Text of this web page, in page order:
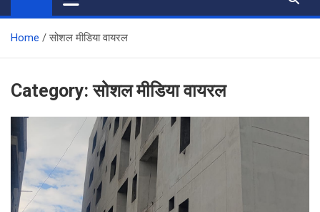
Home सोशल मीडिया वायरल
Category:सोशल मीडिया वायरल